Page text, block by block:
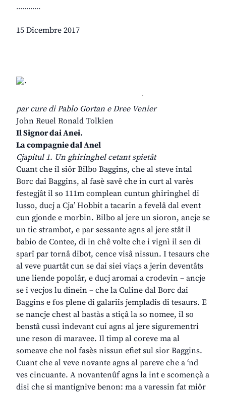
............
15 Dicembre 2017
.
par cure di Pablo Gortan e Dree Venier
John Reuel Ronald Tolkien
Il Signor dai Anei.
La compagnie dal Anel
Cjapitul 1. Un ghiringhel cetant spietât
Cuant che il siôr Bilbo Baggins, che al steve intal
Borc dai Baggins, al fasè savê che in curt al varès
festegjât il so 111m complean cuntun ghiringhel di
lusso, ducj a Cja’ Hobbit a tacarin a fevelâ dal event
cun gjonde e morbin. Bilbo al jere un sioron, ancje se
un tic strambot, e par sessante agns al jere stât il
babio de Contee, di in chê volte che i vignì il sen di
sparî par tornâ dibot, cence visâ nissun. I tesaurs che
al veve puartât cun se dai siei viaçs a jerin deventâts
une liende popolâr, e ducj aromai a crodevin – ancje
se i vecjos lu dinein – che la Culine dal Borc dai
Baggins e fos plene di galariis jempladis di tesaurs. E
se nancje chest al bastàs a stiçâ la so nomee, il so
benstâ cussì indevant cui agns al jere sigurementri
une reson di maravee. Il timp al coreve ma al
someave che nol fasès nissun efiet sul sior Baggins.
Cuant che al veve novante agns al pareve che a ‘nd
ves cincuante. A novantenûf agns la int e scomençà a
disi che si mantignive benon: ma a varessin fat miôr